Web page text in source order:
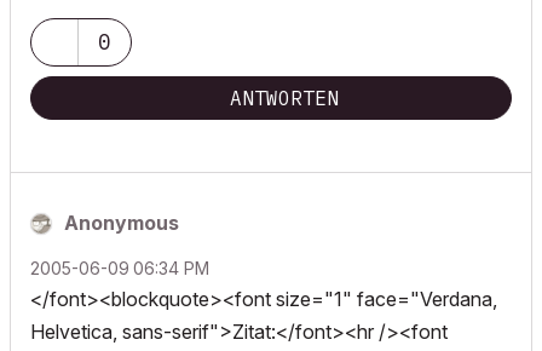
0
ANTWORTEN
Anonymous
‎2005-06-09 06:34 PM
</font><blockquote><font size="1" face="Verdana,
Helvetica, sans-serif">Zitat:</font><hr /><font